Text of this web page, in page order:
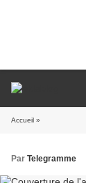
Accueil »
Par Telegramme